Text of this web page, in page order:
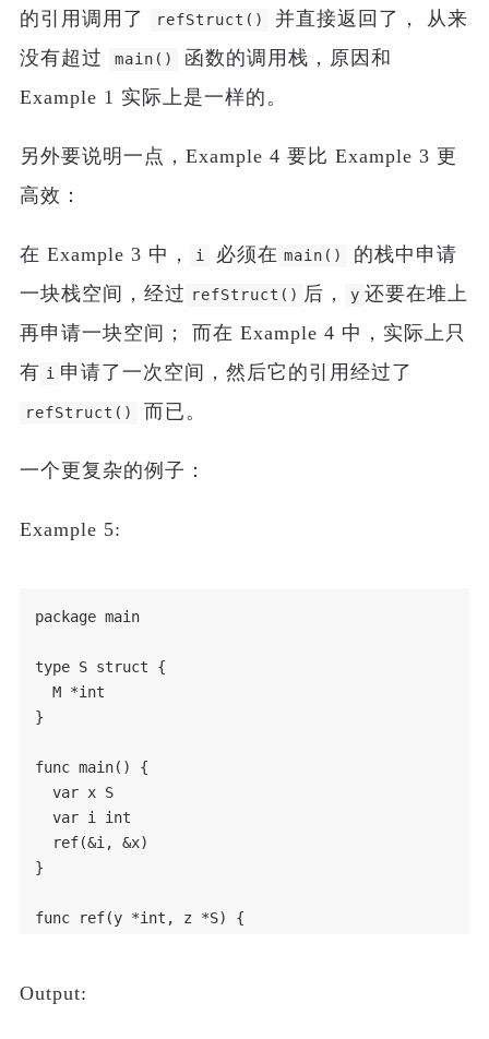
的引用调用了 refStruct()
并直接返回了， 从来
没有超过
main()
函数的调用栈，原因和
Example 1 实际上是一样的。
另外要说明一点，Example 4 要比 Example 3 更
高效：
在 Example 3 中， i 必须在 main()
的栈中申请
一块栈空间，经过 refStruct() 后， y 还要在堆上
再申请一块空间； 而在 Example 4 中，实际上只
有 i 申请了一次空间，然后它的引用经过了
refStruct() 而已。
一个更复杂的例子：
Example 5:
package main
type S struct {
  M *int
}
func main() {
  var x S
  var i int
  ref(&i, &x)
}
func ref(y *int, z *S) {
Output: